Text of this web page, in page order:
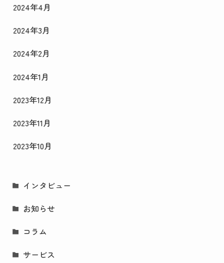
2024年4月
2024年3月
2024年2月
2024年1月
2023年12月
2023年11月
2023年10月
インタビュー
お知らせ
コラム
サービス